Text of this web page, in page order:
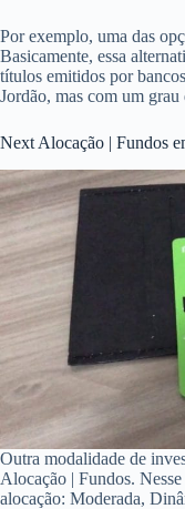
Por exemplo, uma das
Basicamente, essa
títulos emitidos por
Jordão, mas com um
Next Alocação | Fundos
Outra modalidade de
Alocação | Fundos.
alocação: Moderada,